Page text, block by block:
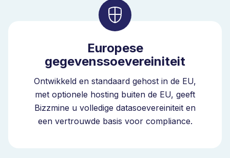
kwaliteitsbeheer- als milieu-, gezondheids- en
veiligheidsprocessen, afgestemd op normen zoals ISO
binnen één domein beheren of beide binnen een
volledig geïntegreerde omgeving uitvoeren naarmate
Middelgrote organisaties vervangen papieren
processen en losgekoppelde tools door één
gestructureerd inspectiebeheersysteem. Enterprise
Europese
gegevenssoevereiniteit
Ontwikkeld en standaard gehost in de EU,
met optionele hosting buiten de EU, geeft
Bizzmine u volledige datasoevereiniteit en
een vertrouwde basis voor compliance.